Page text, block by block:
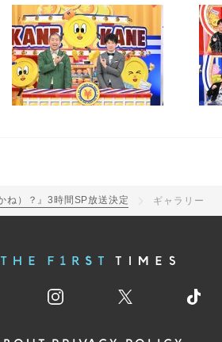
ね）？』3時間SP放送決定 ギャラリー